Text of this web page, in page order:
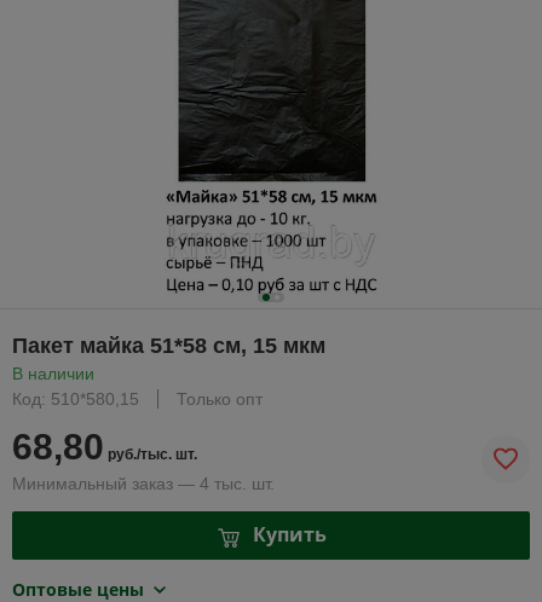
Пакет майка 51*58 см, 15 мкм
В наличии
Код: 510*580,15
Только опт
68,80 руб./тыс. шт.
Минимальный заказ — 4 тыс. шт.
Купить
Оптовые цены